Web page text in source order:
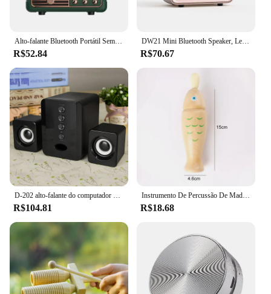
Alto-falante Bluetooth Portátil Sem Fio, Caixa De Música De Som, Blutooth Handfree, Mini Subwoofer, Bocina, Mão Livre, Caixa De Som
R$52.84
DW21 Mini Bluetooth Speaker, Leitor de música clássica, Subwoofer estéreo, Decoração portátil, Home Speakers
R$70.67
D-202 alto-falante do computador com fio, subwoofer do computador, baixo estéreo, leitor de música, desktop, laptop, notebook, tablet, subwoofer, caixa de som
R$104.81
Instrumento De Percussão De Madeira Orff, Equipamento De Música, Tubo De Som Único, Two Tone WoodBlocker, Peixe De Madeira, Brinquedos Musicais Para Crianças, TMZ
R$18.68